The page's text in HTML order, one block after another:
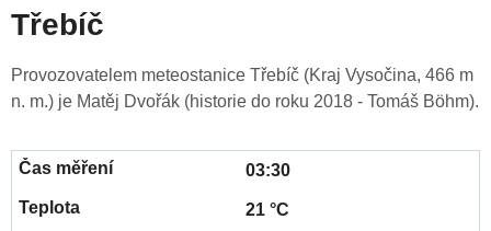
Třebíč
Provozovatelem meteostanice Třebíč (Kraj Vysočina, 466 m
n. m.) je Matěj Dvořák (historie do roku 2018 - Tomáš Böhm).
03:30
21 °C